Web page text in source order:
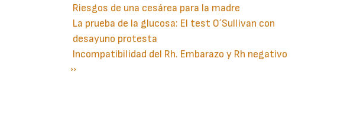
Riesgos de una cesárea para la madre
La prueba de la glucosa: El test O´Sullivan con
desayuno protesta
Incompatibilidad del Rh. Embarazo y Rh negativo
Paginación
Siguiente
››